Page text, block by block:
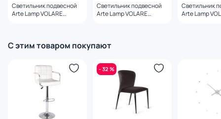
Светильник подвесной
Arte Lamp VOLARE
Светильник подвесной
Arte Lamp VOLARE
Светильник
Arte Lamp
С этим товаром покупают
- 32 %